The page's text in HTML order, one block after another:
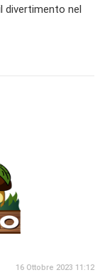
divertimento nel
16 Ottobre 2023 11:12